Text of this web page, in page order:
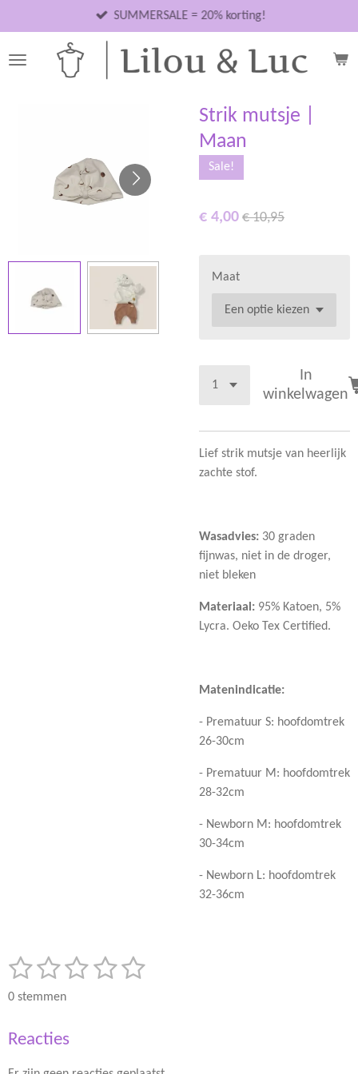
direct
naar
SUMMERSALE = 20% korting!
Strik mutsje |
Maan
Sale!
€ 4,00 € 10,95
Maat
In
winkelwagen
Lief strik mutsje van heerlijk
zachte stof.
Wasadvies: 30 graden
fijnwas, niet in de droger,
niet bleken
Materiaal: 95% Katoen, 5%
Lycra. Oeko Tex Certified.
Matenindicatie:
- Prematuur S: hoofdomtrek
26-30cm
- Prematuur M: hoofdomtrek
28-32cm
- Newborn M: hoofdomtrek
30-34cm
- Newborn L: hoofdomtrek
32-36cm
R
t
n
1
s
e
2
s
e
3
s
e
4
5
S
0 stemmen
Reacties